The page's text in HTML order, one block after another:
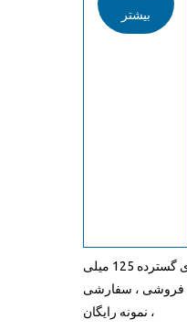
بیشتر
تگ های داغ: چرخ سنگ زنی با فرکانس بالا با دندانهای گسترده 125 میلی
فروشی ، سفارشی
، نمونه رایگان